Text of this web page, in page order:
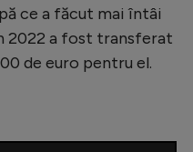
ce a făcut mai întâi
2022 a fost transferat
de euro pentru el.